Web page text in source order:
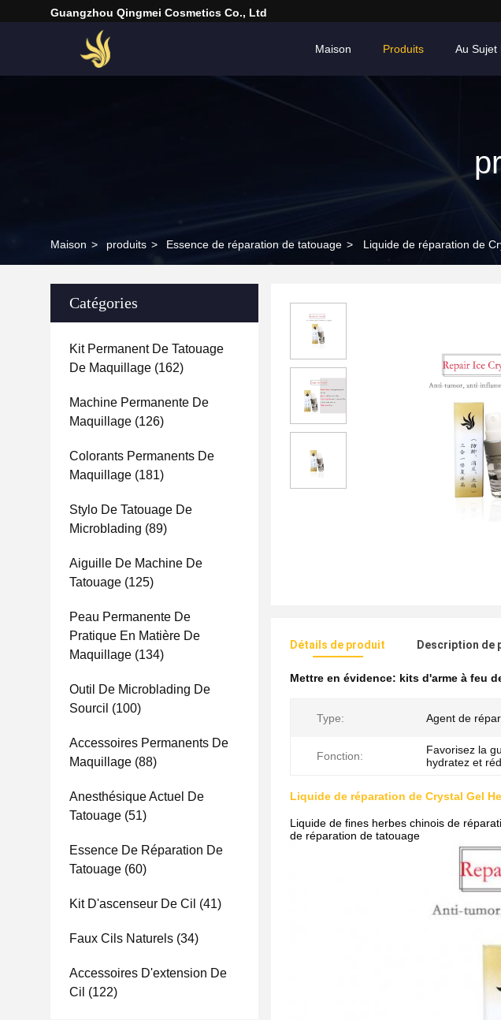
Guangzhou Qingmei Cosmetics Co., Ltd
Maison Produits Au Sujet
Maison > produits > Essence de réparation de tatouage > Liquide de réparation de
Catégories
Kit Permanent De Tatouage
De Maquillage (162)
Machine Permanente De
Maquillage (126)
Colorants Permanents De
Maquillage (181)
Stylo De Tatouage De
Microblading (89)
Aiguille De Machine De
Tatouage (125)
Peau Permanente De
Pratique En Matière De
Maquillage (134)
Outil De Microblading De
Sourcil (100)
Accessoires Permanents De
Maquillage (88)
Anesthésique Actuel De
Tatouage (51)
Essence De Réparation De
Tatouage (60)
Kit D'ascenseur De Cil (41)
Faux Cils Naturels (34)
Accessoires D'extension De
Cil (122)
Détails de produit Description de
Mettre en évidence: kits d'arme à feu
Type: Agent de
Fonction:
Favorisez la
hydratez et
Liquide de réparation de Crystal Gel
Liquide de fines herbes chinois de
de réparation de tatouage